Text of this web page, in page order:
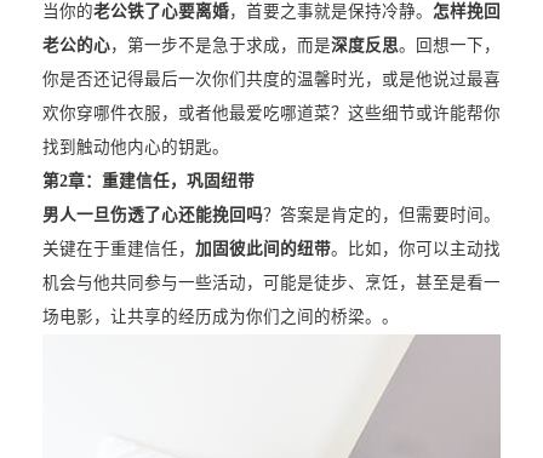
当你的老公铁了心要离婚，首要之事就是保持冷静。 怎样挽回
老公的心，第一步不是急于求成，而是深度反思。回想一下，
你是否还记得最后一次你们共度的温馨时光，或是他说过最喜
欢你穿哪件衣服，或者他最爱吃哪道菜？这些细节或许能帮你
找到触动他内心的钥匙。
第2章：重建信任，巩固纽带
男人一旦伤透了心还能挽回吗？答案是肯定的，但需要时间。
关键在于重建信任， 加固彼此间的纽带。比如，你可以主动找
机会与他共同参与一些活动，可能是徒步、烹饪，甚至是看一
场电影，让共享的经历成为你们之间的桥梁。。